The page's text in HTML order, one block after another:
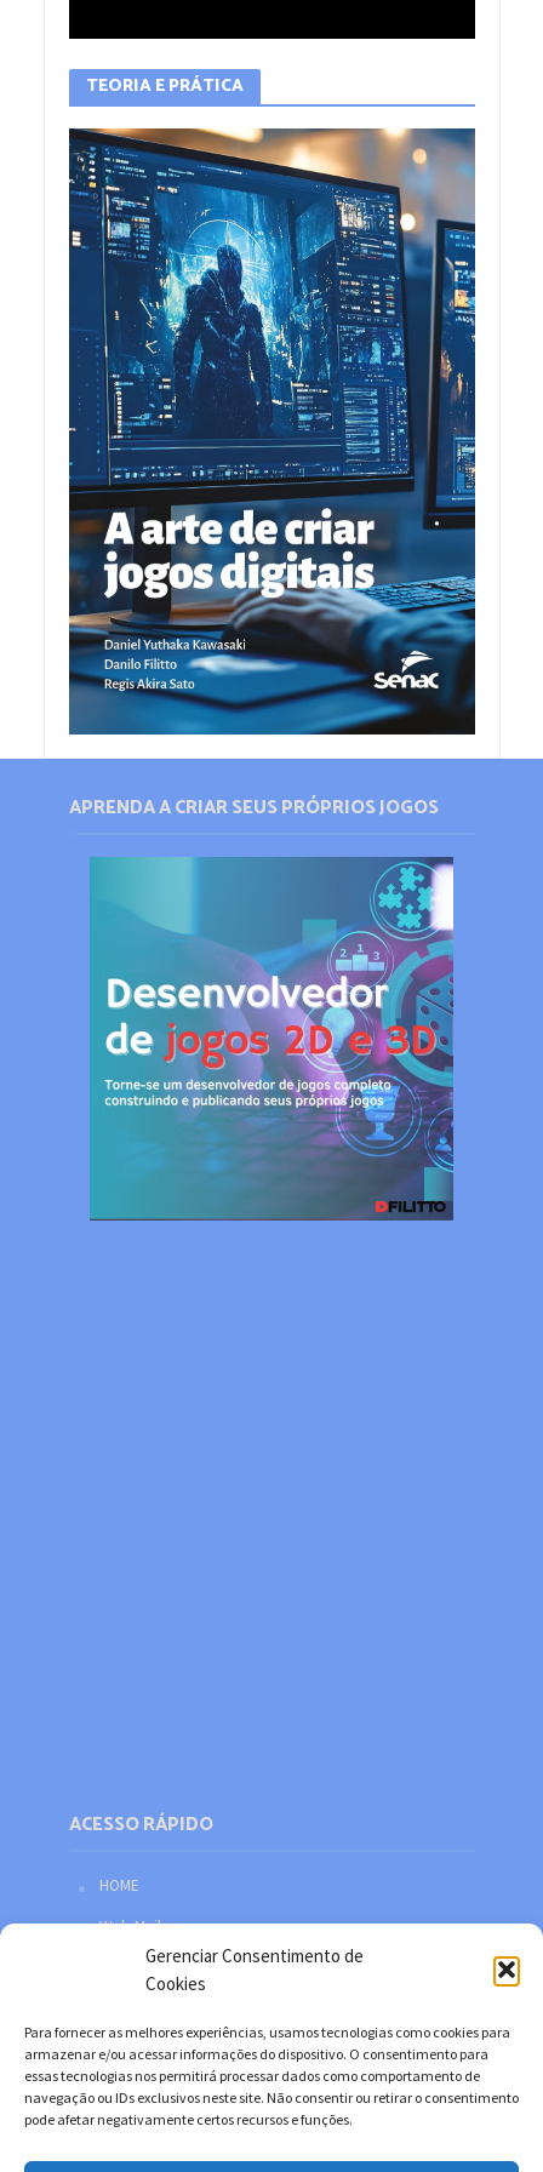
Gerenciar Consentimento de
Cookies
Para fornecer as melhores experiências, usamos tecnologias como cookies para
armazenar e/ou acessar informações do dispositivo. O consentimento para
essas tecnologias nos permitirá processar dados como comportamento de
navegação ou IDs exclusivos neste site. Não consentir ou retirar o consentimento
pode afetar negativamente certos recursos e funções.
TEORIA E PRÁTICA
APRENDA A CRIAR SEUS PRÓPRIOS JOGOS
ACESSO RÁPIDO
HOME
Web Mail
Política de privacidade
Facebook
Twitter
YouTube
Instagram